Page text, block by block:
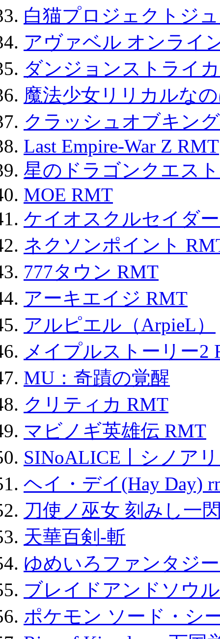
白猫プロジェクトジ
アヴァベル オンライ
ダンジョンストライ
魔法少女リリカルな
クラッシュオブキン
Last Empire-War Z RMT
星のドラゴンクエス
MOE RMT
ケイオスクルセイダ
ネクソンポイント
777タウン RMT
アーキエイジ RMT
アルピエル（ArpieL）
メイプルストーリー2
MU：奇蹟の覚醒
クリティカ RMT
マビノギ英雄伝 RMT
SINoALICE丨シノア
ヘイ・デイ(Hay Day)
刀使ノ巫女 刻みし一
天華百剣-斬
ゆめいろファンタジ
ブレイドアンドソウ
ポケモン ソード・シ